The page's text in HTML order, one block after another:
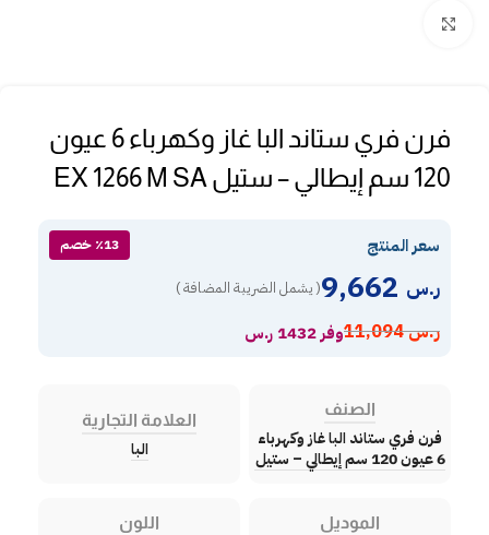
فرن فري ستاند البا غاز وكهرباء 6 عيون
120 سم إيطالي – ستيل EX 1266 M SA
سعر المنتج ٪13 خصم
ر.س ( يشمل الضريبة المضافة )
ر.س11,094 وفر 1432 ر.س
الصنف
فرن فري ستاند البا غاز وكهرباء
6 عيون 120 سم إيطالي – ستيل
العلامة التجارية
البا
الموديل اللون